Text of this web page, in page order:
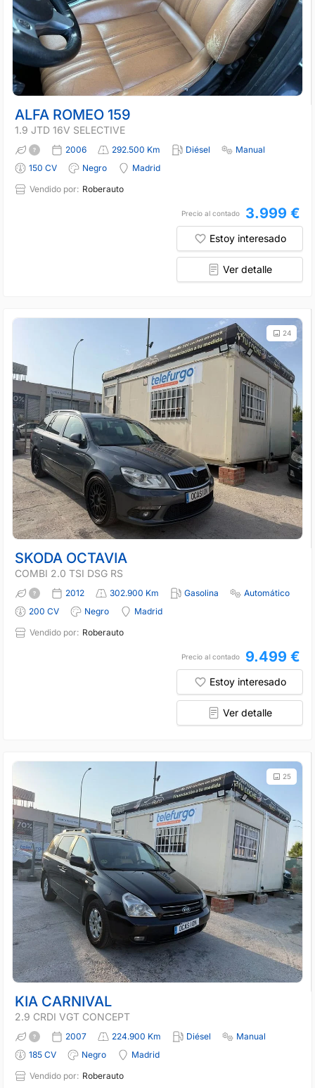
ALFA ROMEO 159
1.9 JTD 16V SELECTIVE
2006 292.500 Km Diésel
Manual
150 CV
Negro
Madrid
Vendido por: Roberauto
Precio al contado 3.999 €
Estoy interesado
Ver detalle
24
SKODA OCTAVIA
COMBI 2.0 TSI DSG RS
2012 302.900 Km Gasolina
Automático
200 CV
Negro
Madrid
Vendido por: Roberauto
Precio al contado 9.499 €
Estoy interesado
Ver detalle
25
KIA CARNIVAL
2.9 CRDI VGT CONCEPT
2007 224.900 Km Diésel
Manual
185 CV
Negro
Madrid
Vendido por: Roberauto